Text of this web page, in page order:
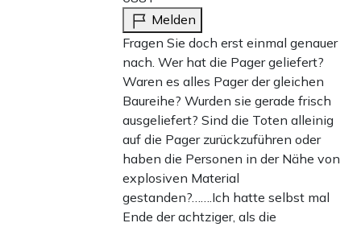
Melden
Fragen Sie doch erst einmal genauer
nach. Wer hat die Pager geliefert?
Waren es alles Pager der gleichen
Baureihe? Wurden sie gerade frisch
ausgeliefert? Sind die Toten alleinig
auf die Pager zurückzuführen oder
haben die Personen in der Nähe von
explosiven Material
gestanden?…….Ich hatte selbst mal
Ende der achtziger, als die